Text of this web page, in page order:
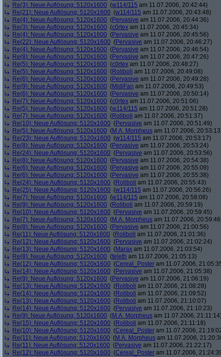
Re(3): Neue Auflösung: 5120x1600 (w114/115 am 11.07.2006, 20:42:44)
Re(21): Neue Auflösung: 5120x1600 (w114/115 am 11.07.2006, 20:43:48)
Re(4): Neue Auflösung: 5120x1600 (Pervasive am 11.07.2006, 20:44:36)
Re(3): Neue Auflösung: 5120x1600 (c0rtex am 11.07.2006, 20:45:34)
Re(4): Neue Auflösung: 5120x1600 (Pervasive am 11.07.2006, 20:45:56)
Re(22): Neue Auflösung: 5120x1600 (Pervasive am 11.07.2006, 20:46:27)
Re(4): Neue Auflösung: 5120x1600 (Pervasive am 11.07.2006, 20:46:54)
Re(8): Neue Auflösung: 5120x1600 (Pervasive am 11.07.2006, 20:47:26)
Re(5): Neue Auflösung: 5120x1600 (c0rtex am 11.07.2006, 20:48:27)
Re(5): Neue Auflösung: 5120x1600 (Roliboli am 11.07.2006, 20:49:08)
Re(6): Neue Auflösung: 5120x1600 (Pervasive am 11.07.2006, 20:49:28)
Re(9): Neue Auflösung: 5120x1600 (MidiFan am 11.07.2006, 20:49:53)
Re(6): Neue Auflösung: 5120x1600 (Pervasive am 11.07.2006, 20:50:14)
Re(7): Neue Auflösung: 5120x1600 (c0rtex am 11.07.2006, 20:51:06)
Re(5): Neue Auflösung: 5120x1600 (w114/115 am 11.07.2006, 20:51:28)
Re(7): Neue Auflösung: 5120x1600 (Roliboli am 11.07.2006, 20:51:37)
Re(10): Neue Auflösung: 5120x1600 (Pervasive am 11.07.2006, 20:51:49)
Re(5): Neue Auflösung: 5120x1600 (M.A. Morpheus am 11.07.2006,
Re(23): Neue Auflösung: 5120x1600 (w114/115 am 11.07.2006, 20:53:17)
Re(8): Neue Auflösung: 5120x1600 (Pervasive am 11.07.2006, 20:53:24)
Re(24): Neue Auflösung: 5120x1600 (Pervasive am 11.07.2006, 20:53:56)
Re(8): Neue Auflösung: 5120x1600 (Pervasive am 11.07.2006, 20:54:38)
Re(6): Neue Auflösung: 5120x1600 (Pervasive am 11.07.2006, 20:55:09)
Re(6): Neue Auflösung: 5120x1600 (Pervasive am 11.07.2006, 20:55:38)
Re(24): Neue Auflösung: 5120x1600 (Roliboli am 11.07.2006, 20:55:43)
Re(25): Neue Auflösung: 5120x1600 (w114/115 am 11.07.2006, 20:56:26)
Re(7): Neue Auflösung: 5120x1600 (w114/115 am 11.07.2006, 20:58:08)
Re(9): Neue Auflösung: 5120x1600 (Roliboli am 11.07.2006, 20:59:19)
Re(10): Neue Auflösung: 5120x1600 (Pervasive am 11.07.2006, 20:59:45)
Re(7): Neue Auflösung: 5120x1600 (M.A. Morpheus am 11.07.2006,
Re(8): Neue Auflösung: 5120x1600 (Pervasive am 11.07.2006, 21:00:56)
Re(11): Neue Auflösung: 5120x1600 (Roliboli am 11.07.2006, 21:01:36)
Re(12): Neue Auflösung: 5120x1600 (Pervasive am 11.07.2006, 21:02:24)
Re(13): Neue Auflösung: 5120x1600 (Marax am 11.07.2006, 21:03:54)
Re(8): Neue Auflösung: 5120x1600 (teleth am 11.07.2006, 21:05:13)
Re(12): Neue Auflösung: 5120x1600 (Cereal_Poster am 11.07.2006,
Re(14): Neue Auflösung: 5120x1600 (Pervasive am 11.07.2006, 21:05:38)
Re(9): Neue Auflösung: 5120x1600 (Pervasive am 11.07.2006, 21:06:19)
Re(13): Neue Auflösung: 5120x1600 (Roliboli am 11.07.2006, 21:08:28)
Re(14): Neue Auflösung: 5120x1600 (Roliboli am 11.07.2006, 21:09:52)
Re(13): Neue Auflösung: 5120x1600 (Roliboli am 11.07.2006, 21:10:07)
Re(14): Neue Auflösung: 5120x1600 (Pervasive am 11.07.2006, 21:10:23)
Re(9): Neue Auflösung: 5120x1600 (M.A. Morpheus am 11.07.2006,
Re(15): Neue Auflösung: 5120x1600 (Roliboli am 11.07.2006, 21:11:18)
Re(10): Neue Auflösung: 5120x1600 (Cereal_Poster am 11.07.2006,
Re(11): Neue Auflösung: 5120x1600 (M.A. Morpheus am 11.07.2006,
Re(11): Neue Auflösung: 5120x1600 (Pervasive am 11.07.2006, 21:22:17)
Re(12): Neue Auflösung: 5120x1600 (Cereal_Poster am 11.07.2006,